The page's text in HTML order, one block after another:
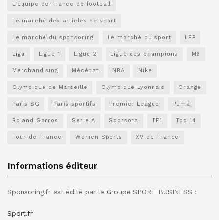
L'équipe de France de football
Le marché des articles de sport
Le marché du sponsoring Le marché du sport LFP
Liga Ligue 1 Ligue 2 Ligue des champions M6
Merchandising Mécénat NBA Nike
Olympique de Marseille Olympique Lyonnais Orange
Paris SG Paris sportifs Premier League Puma
Roland Garros Serie A Sporsora TF1 Top 14
Tour de France Women Sports XV de France
Informations éditeur
Sponsoring.fr est édité par le Groupe SPORT BUSINESS :
Sport.fr